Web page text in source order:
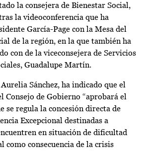
la consejera de Bienestar Social,
la videoconferencia que ha
García-Page con la Mesa del
de la región, en la que también ha
con de la viceconsejera de Servicios
Guadalupe Martín.
Sánchez, ha indicado que el
Consejo de Gobierno “aprobará el
se regula la concesión directa de
Excepcional destinadas a
en situación de dificultad
como consecuencia de la crisis